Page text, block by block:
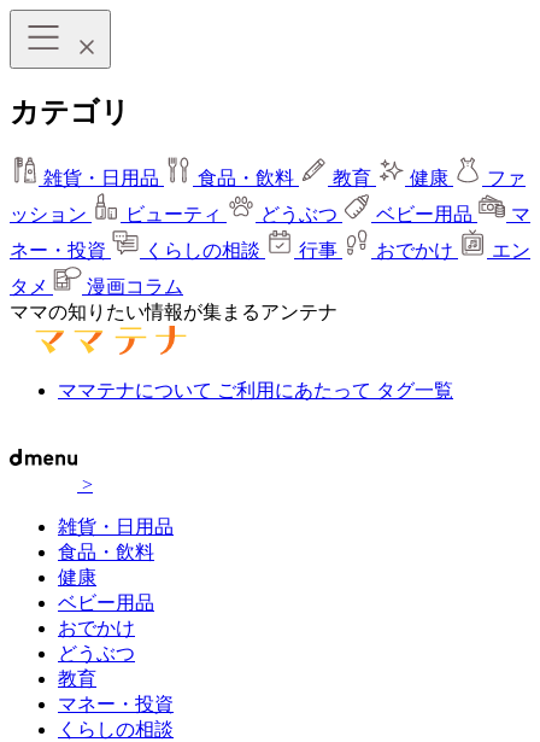
カテゴリ
雑貨・日用品 食品・飲料 教育 健康
ファ
ッション
ビューティ どうぶつ ベビー用品
マ
ネー・投資
くらしの相談 行事 おでかけ
エン
タメ
漫画コラム
ママの知りたい情報が集まるアンテナ
ママテナについて ご利用にあたって タグ一覧
>
雑貨・日用品
食品・飲料
健康
ベビー用品
おでかけ
どうぶつ
教育
マネー・投資
くらしの相談